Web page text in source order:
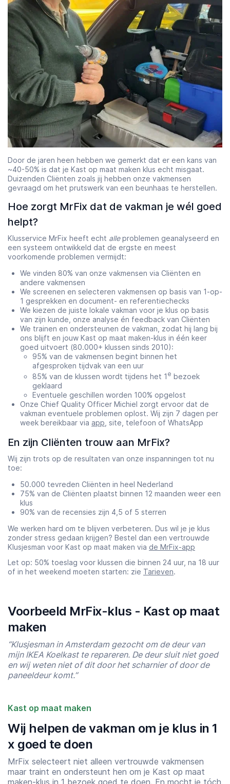
Door de jaren heen hebben we gemerkt dat er een kans van
~40-50% is dat je Kast op maat maken klus echt misgaat.
Duizenden Cliënten zoals jij hebben onze vakmensen
gevraagd om het prutswerk van een beunhaas te herstellen.
Hoe zorgt MrFix dat de vakman je wél goed
helpt?
Klusservice MrFix heeft echt alleproblemen geanalyseerd en
een systeem ontwikkeld dat de ergste en meest
voorkomende problemen vermijdt:
We vinden 80% van onze vakmensen via Cliënten en
andere vakmensen
We screenen en selecteren vakmensen op basis van 1-op-
1 gesprekken en document- en referentiechecks
We kiezen de juiste lokale vakman voor je klus op basis
van zijn kunde, onze analyse én feedback van Cliënten
We trainen en ondersteunen de vakman, zodat hij lang bij
ons blijft en jouw Kast op maat maken-klus in één keer
goed uitvoert (80.000+ klussen sinds 2010):
95% van de vakmensen begint binnen het
afgesproken tijdvak van een uur
85% van de klussen wordt tijdens het 1 e bezoek
geklaard
Eventuele geschillen worden 100% opgelost
Onze Chief Quality Officer Michiel zorgt ervoor dat de
vakman eventuele problemen oplost. Wij zijn 7 dagen per
week bereikbaar via app , site, telefoon of WhatsApp
En zijn Cliënten trouw aan MrFix?
Wij zijn trots op de resultaten van onze inspanningen tot nu
toe:
50.000 tevreden Cliënten in heel Nederland
75% van de Cliënten plaatst binnen 12 maanden weer een
klus
90% van de recensies zijn 4,5 of 5 sterren
We werken hard om te blijven verbeteren. Dus wil je je klus
zonder stress gedaan krijgen? Bestel dan een vertrouwde
Klusjesman voor Kast op maat maken via de MrFix-app
Let op: 50% toeslag voor klussen die binnen 24 uur, na 18 uur
of in het weekend moeten starten: zie Tarieven.
Voorbeeld MrFix-klus - Kast op maat
maken
“Klusjesman in Amsterdam gezocht om de deur van
mijn IKEA Koelkast te repareren. De deur sluit niet goed
en wij weten niet of dit door het scharnier of door de
paneeldeur komt.”
Kast op maat maken
Wij helpen de vakman om je klus in 1
x goed te doen
MrFix selecteert niet alleen vertrouwde vakmensen
maar traint en ondersteunt hen om je Kast op maat
maken-klus in 1 bezoek goed te doen. En mocht je tóch